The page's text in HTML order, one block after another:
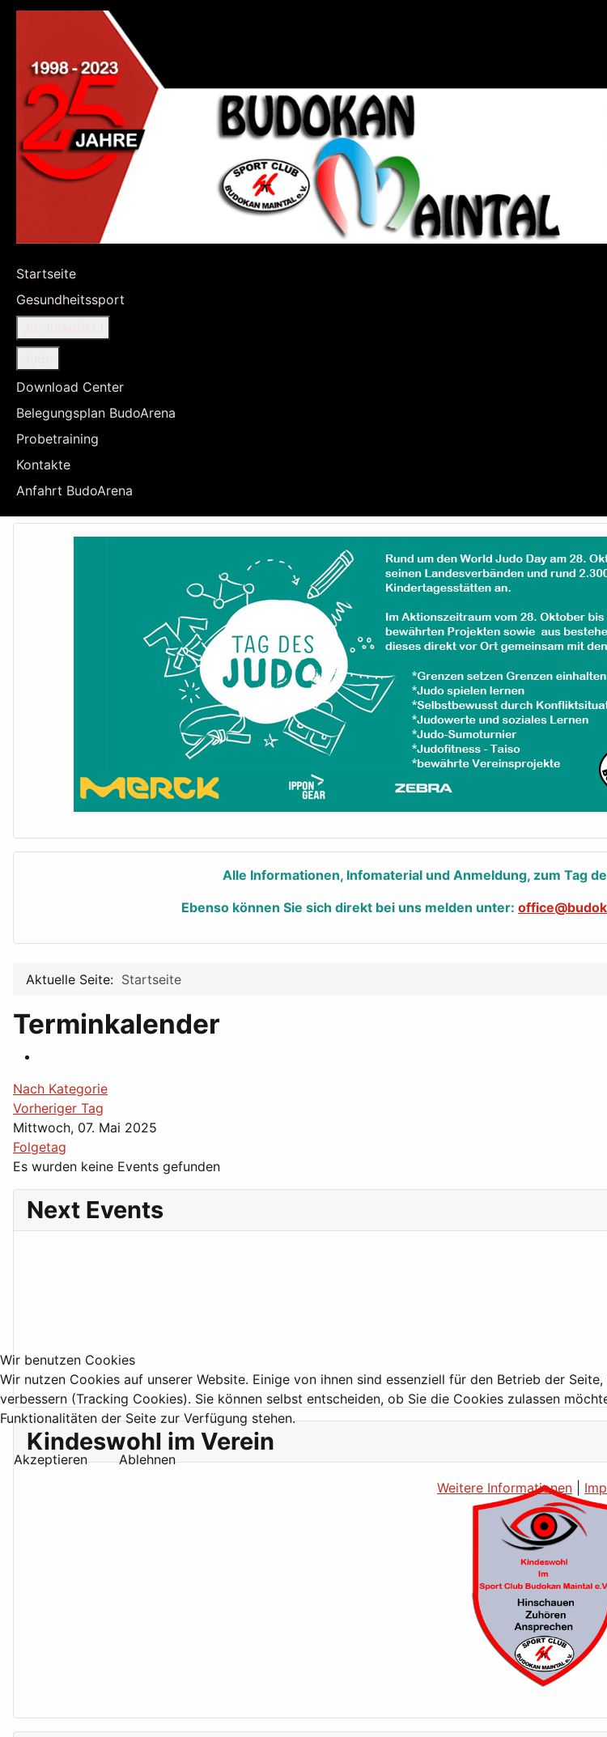
Startseite
Gesundheitssport
Download Center
Belegungsplan BudoArena
Probetraining
Kontakte
Anfahrt BudoArena
Alle Informationen, Infomaterial und Anmeldung, zum Tag
Ebenso können Sie sich direkt bei uns melden unter:
Aktuelle Seite: Startseite
Terminkalender
Nach Kategorie
Vorheriger Tag
Mittwoch, 07. Mai 2025
Folgetag
Es wurden keine Events gefunden
Next Events
Kindeswohl im Verein
Wir benutzen Cookies
Wir nutzen Cookies auf unserer Website. Einige von ihnen sind essenziell für den Betrieb der
verbessern (Tracking Cookies). Sie können selbst entscheiden, ob Sie die Cookies zulassen
Funktionalitäten der Seite zur Verfügung stehen.
Akzeptieren
Ablehnen
Weitere Informationen